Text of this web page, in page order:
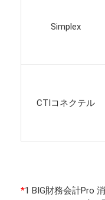
Simplex
CTIコネクテル
*1 BIG財務会計Pro